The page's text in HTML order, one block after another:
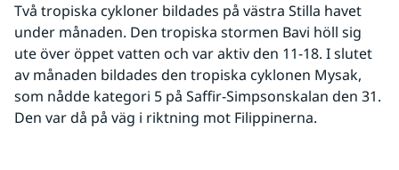
Två tropiska cykloner bildades på västra Stilla havet
under månaden. Den tropiska stormen Bavi höll sig
ute över öppet vatten och var aktiv den 11-18. I slutet
av månaden bildades den tropiska cyklonen Mysak,
som nådde kategori 5 på Saffir-Simpsonskalan den 31.
Den var då på väg i riktning mot Filippinerna.